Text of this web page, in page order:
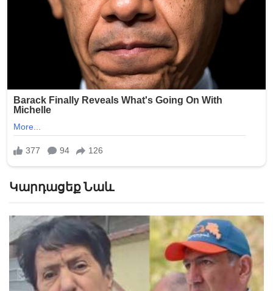
Կարդացեք Նաև
«Հիշեցի՞ք մեզ, ձեր սանիկներն ենք». աղջիկները՝
Նիկոլ Փաշինյանին